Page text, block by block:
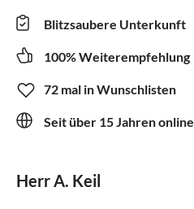
Blitzsaubere Unterkunft
100% Weiterempfehlung
72 mal in Wunschlisten
Seit über 15 Jahren online
Herr A. Keil